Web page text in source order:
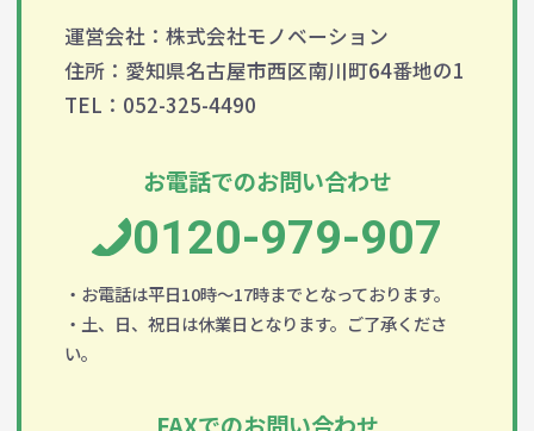
運営会社：株式会社モノベーション
住所：愛知県名古屋市西区南川町64番地の1
TEL：052-325-4490
お電話でのお問い合わせ
0120-979-907
・お電話は平日10時～17時までとなっております。
・土、日、祝日は休業日となります。ご了承くださ
い。